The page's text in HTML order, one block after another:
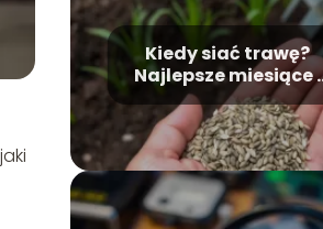
Kiedy siać trawę?
Najlepsze miesiące i
warunki do siewu